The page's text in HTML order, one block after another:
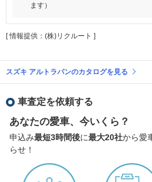
ます）
[ 情報提供：(株)リクルート ]
スズキ アルトラパンのカタログを見る
車査定を依頼する
あなたの愛車、今いくら？
申込み最短3時間後に最大20社から愛
らせ！